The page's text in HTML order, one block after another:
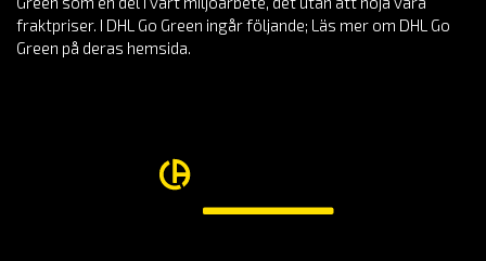
fraktpriser. I DHL Go Green ingår följande; Läs mer om DHL Go
Green på deras hemsida.